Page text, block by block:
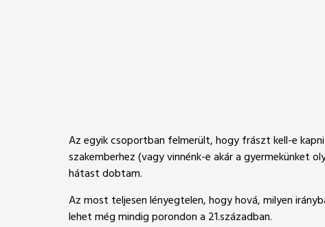
Az egyik csoportban felmerült, hogy frászt kell-e
szakemberhez (vagy vinnénk-e akár a gyermekünket
hátast dobtam.
Az most teljesen lényegtelen, hogy hová, milyen
lehet még mindig porondon a 21.században.